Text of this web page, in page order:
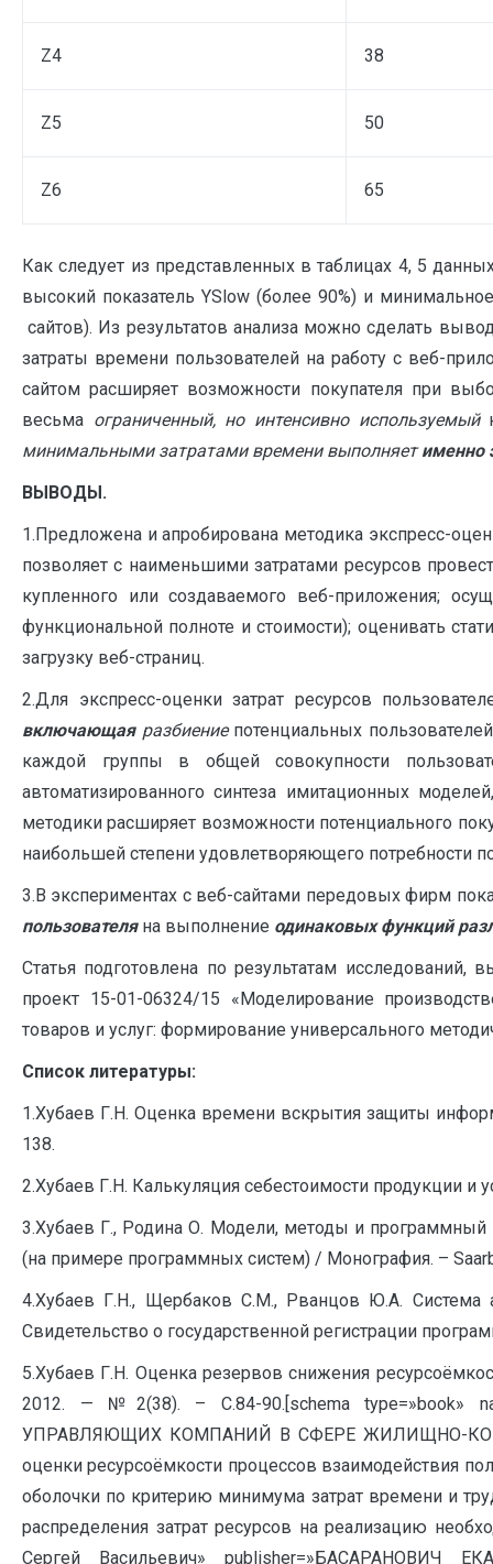
Z4 38
Z5 50
Z6 65
Как следует из представленных в таблицах 4, 5
высокий показатель YSlow (более 90%) и
сайтов). Из результатов анализа можно сделать
затраты времени пользователей на работу с веб-
сайтом расширяет возможности покупателя при
весьма ограниченный, но интенсивно используемый
минимальными затратами времени выполняетименно
ВЫВОДЫ.
1.Предложена и апробирована методика экспресс-
позволяет с наименьшими затратами ресурсов
купленного или создаваемого веб-приложения;
функциональной полноте и стоимости); оценивать
загрузку веб-страниц.
2.Для экспресс-оценки затрат ресурсов
включающая разбиениепотенциальных
каждой группы в общей совокупности
автоматизированного синтеза имитационных
методики расширяет возможности потенциального
наибольшей степени удовлетворяющего потребности
3.В экспериментах с веб-сайтами передовых фирм
пользователяна выполнение одинаковых функций
Статья подготовлена по результатам
проект 15-01-06324/15 «Моделирование
товаров и услуг: формирование универсального
Список литературы:
1.Хубаев Г.Н. Оценка времени вскрытия защиты
138.
2.Хубаев Г.Н. Калькуляция себестоимости продукции и
3.Хубаев Г., Родина О. Модели, методы и программный
(на примере программных систем) / Монография. –
4.Хубаев Г.Н., Щербаков С.М., Рванцов Ю.А. Система
Свидетельство о государственной регистрации
5.Хубаев Г.Н. Оценка резервов снижения
2012. — №2(38). – С.84-90.[schema
УПРАВЛЯЮЩИХ КОМПАНИЙ В СФЕРЕ ЖИЛИЩНО-
оценки ресурсоёмкости процессов взаимодействия
оболочки по критерию минимума затрат времени и
распределения затрат ресурсов на реализацию
Сергей Васильевич» publisher=»БАСАРАНОВИЧ